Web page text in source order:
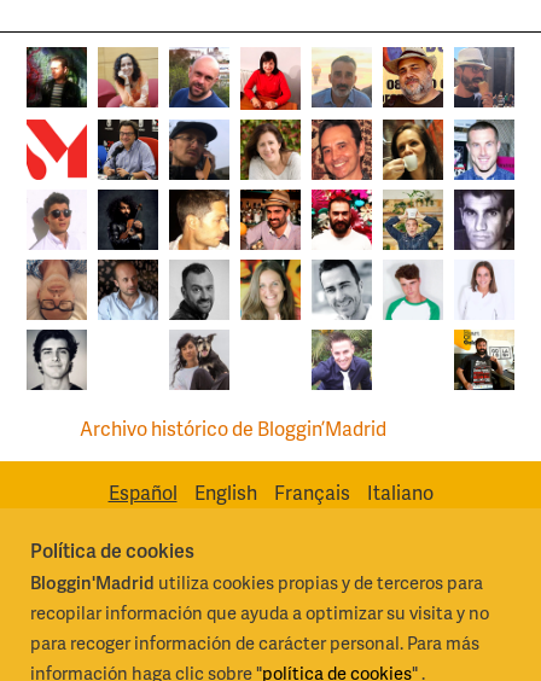
Archivo histórico de Bloggin’Madrid
Español English Français Italiano
Madrid Destino Cultura Turismo y Negocio, S.A.
Algunos derechos
reservados 2026
Condiciones generales de uso
Política de cookies
Bloggin'Madrid utiliza cookies propias y de terceros para
recopilar información que ayuda a optimizar su visita y no
para recoger información de carácter personal. Para más
información haga clic sobre "política de cookies" .